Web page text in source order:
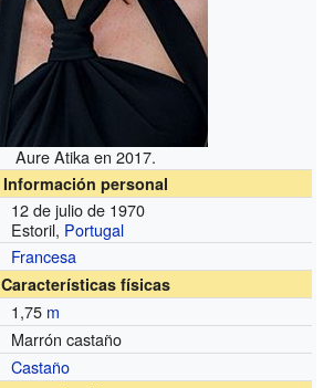
Aure Atika en 2017.
Información personal
12 de julio de 1970
Estoril, Portugal
Francesa
Características físicas
1,75 m
Marrón castaño
Castaño